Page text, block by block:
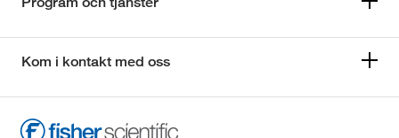
Kom i kontakt med oss